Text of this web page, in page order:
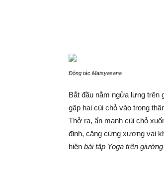
Động tác Matsyasana
Bắt đầu nằm ngửa lưng trên
gập hai cùi chỏ vào trong
Thở ra, ấn mạnh cùi chỏ
định, căng cứng xương vai
hiện bài tập Yoga trên giường